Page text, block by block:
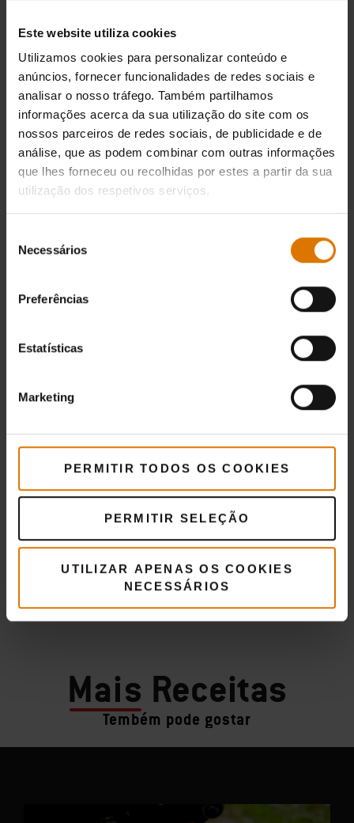
Este website utiliza cookies
Utilizamos cookies para personalizar conteúdo e
anúncios, fornecer funcionalidades de redes sociais e
analisar o nosso tráfego. Também partilhamos
informações acerca da sua utilização do site com os
nossos parceiros de redes sociais, de publicidade e de
análise, que as podem combinar com outras informações
que lhes forneceu ou recolhidas por estes a partir da sua
utilização dos respetivos serviços.
Necessários
Preferências
Estatísticas
Marketing
PERMITIR TODOS OS COOKIES
PERMITIR SELEÇÃO
UTILIZAR APENAS OS COOKIES
NECESSÁRIOS
Preparação
Acessórios
recomendados
Mais Receitas
Tembém pode gostar